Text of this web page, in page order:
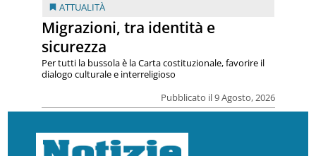
ATTUALITÀ
Migrazioni, tra identità e
sicurezza
Pubblicato il 9 Agosto, 2026
Per tutti la bussola è la Carta costituzionale, favorire il
dialogo culturale e interreligioso